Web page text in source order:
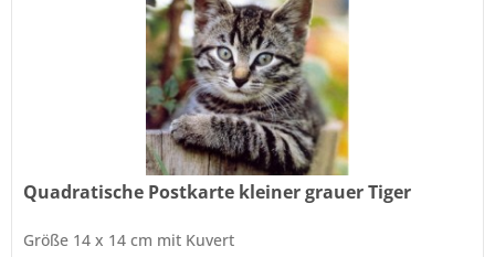
Quadratische Postkarte kleiner grauer Tiger
Größe 14 x 14 cm mit Kuvert